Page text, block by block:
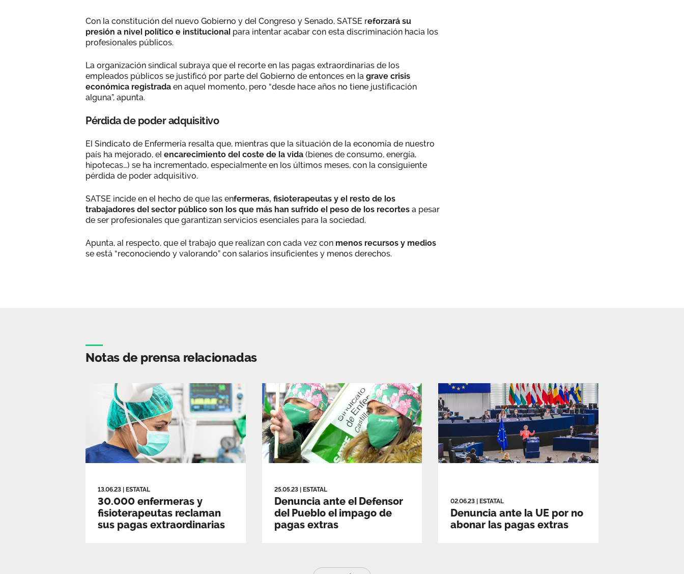
Con la constitución del nuevo Gobierno y del Congreso y Senado, SATSE reforzará su
presión a nivel político e institucional para intentar acabar con esta discriminación hacia los
profesionales públicos.
La organización sindical subraya que el recorte en las pagas extraordinarias de los
empleados públicos se justificó por parte del Gobierno de entonces en la grave crisis
económica registrada en aquel momento, pero “desde hace años no tiene justificación
alguna”, apunta.
Pérdida de poder adquisitivo
El Sindicato de Enfermería resalta que, mientras que la situación de la economía de nuestro
país ha mejorado, el encarecimiento del coste de la vida (bienes de consumo, energía,
hipotecas…) se ha incrementado, especialmente en los últimos meses, con la consiguiente
pérdida de poder adquisitivo.
SATSE incide en el hecho de que las enfermeras, fisioterapeutas y el resto de los
trabajadores del sector público son los que más han sufrido el peso de los recortes a pesar
de ser profesionales que garantizan servicios esenciales para la sociedad.
Apunta, al respecto, que el trabajo que realizan con cada vez con menos recursos y medios
se está “reconociendo y valorando” con salarios insuficientes y menos derechos.
Notas de prensa relacionadas
13.06.23 ESTATAL
30.000 enfermeras y
fisioterapeutas reclaman
sus pagas extraordinarias
25.05.23 ESTATAL
Denuncia ante el Defensor
del Pueblo el impago de
pagas extras
02.06.23 ESTATAL
Denuncia ante la UE por no
abonar las pagas extras